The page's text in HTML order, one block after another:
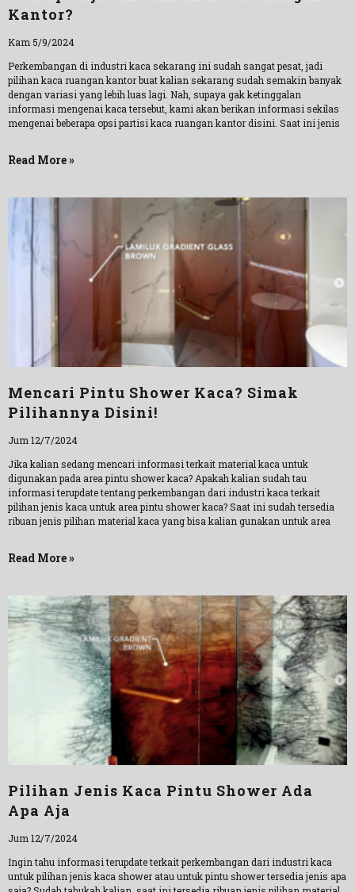
Kantor?
Kam 5/9/2024
Perkembangan di industri kaca sekarang ini sudah sangat pesat, jadi
pilihan kaca ruangan kantor buat kalian sekarang sudah semakin banyak
dengan variasi yang lebih luas lagi. Nah, supaya gak ketinggalan
informasi mengenai kaca tersebut, kami akan berikan informasi sekilas
mengenai beberapa opsi partisi kaca ruangan kantor disini. Saat ini jenis
Read More »
Mencari Pintu Shower Kaca? Simak
Pilihannya Disini!
Jum 12/7/2024
Jika kalian sedang mencari informasi terkait material kaca untuk
digunakan pada area pintu shower kaca? Apakah kalian sudah tau
informasi terupdate tentang perkembangan dari industri kaca terkait
pilihan jenis kaca untuk area pintu shower kaca? Saat ini sudah tersedia
ribuan jenis pilihan material kaca yang bisa kalian gunakan untuk area
Read More »
Pilihan Jenis Kaca Pintu Shower Ada
Apa Aja
Jum 12/7/2024
Ingin tahu informasi terupdate terkait perkembangan dari industri kaca
untuk pilihan jenis kaca shower atau untuk pintu shower tersedia jenis apa